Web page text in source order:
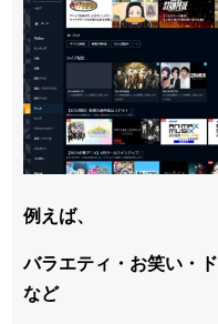
例えば、
バラエティ・お笑い・
など